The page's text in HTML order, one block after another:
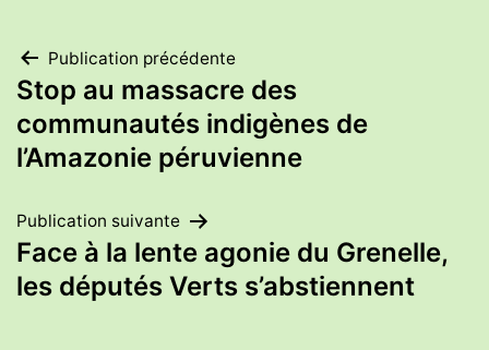
Navigation
de
l’article
Publication précédente
Stop au massacre des
communautés indigènes de
l’Amazonie péruvienne
Publication suivante
Face à la lente agonie du Grenelle,
les députés Verts s’abstiennent